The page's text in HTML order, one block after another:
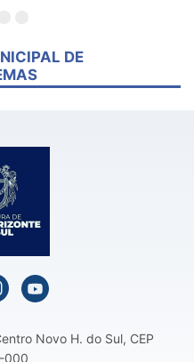
DE
Novo H. do Sul, CEP
000